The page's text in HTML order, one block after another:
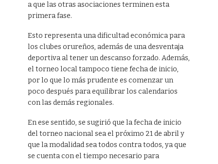
a que las otras asociaciones terminen esta
primera fase.
Esto representa una dificultad económica para
los clubes orureños, además de una desventaja
deportiva al tener un descanso forzado. Además,
el torneo local tampoco tiene fecha de inicio,
por lo que lo más prudente es comenzar un
poco después para equilibrar los calendarios
con las demás regionales.
En ese sentido, se sugirió que la fecha de inicio
del torneo nacional sea el próximo 21 de abril y
que la modalidad sea todos contra todos, ya que
se cuenta con el tiempo necesario para